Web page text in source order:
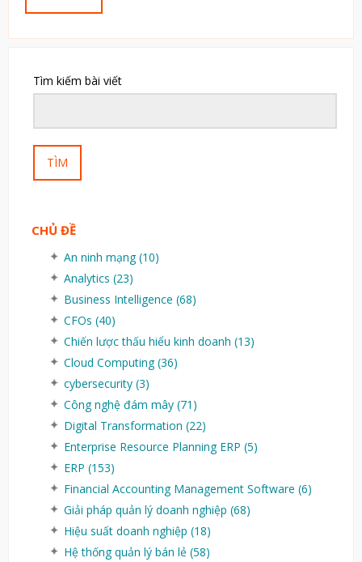
Tìm kiếm bài viết
TÌM
CHỦ ĐỀ
An ninh mạng(10)
Analytics (23)
Business Intelligence (68)
CFOs (40)
Chiến lược thấu hiểu kinh doanh (13)
Cloud Computing(36)
cybersecurity (3)
Công nghệ đám mây (71)
Digital Transformation (22)
Enterprise Resource Planning ERP (5)
ERP (153)
Financial Accounting Management Software (6)
Giải pháp quản lý doanh nghiệp (68)
Hiệu suất doanh nghiệp (18)
Hệ thống quản lý bán lẻ (58)